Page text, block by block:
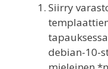
Siirry
debian-10-